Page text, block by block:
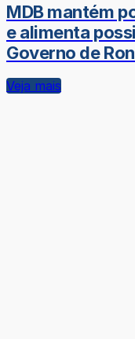
MDB mantém
e alimenta
Governo de
Veja mais